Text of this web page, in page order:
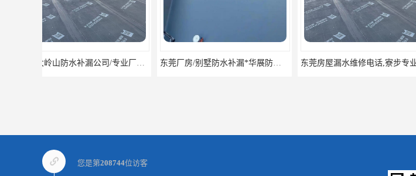
东莞厂房/别墅防水补漏*华展防水，技术全面、专业靠谱 东莞房屋漏水维修电话,寮步专业房屋防水补漏，专业厂房渗漏水维修
您是第208744位访客